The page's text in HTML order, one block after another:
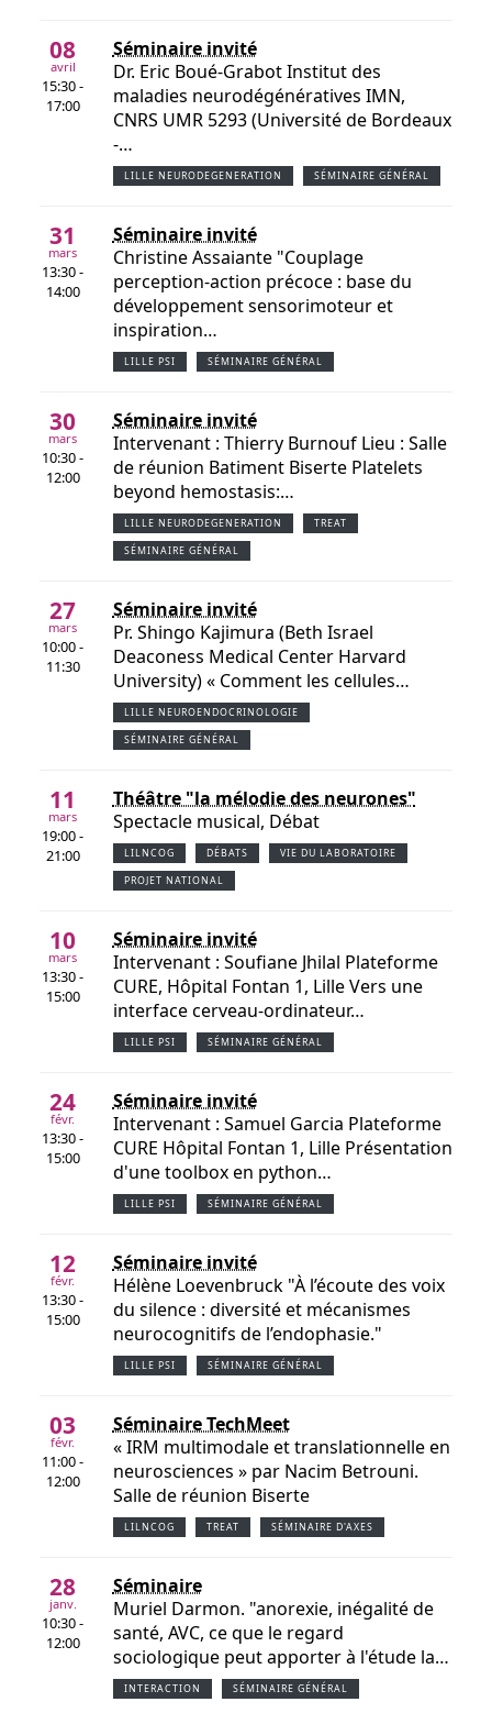
08
avril
15:30 -
17:00
Séminaire invité
Dr. Eric Boué-Grabot Institut des
maladies neurodégénératives IMN,
CNRS UMR 5293 (Université de Bordeaux
-…
LILLE NEURODEGENERATION SÉMINAIRE GÉNÉRAL
31
mars
13:30 -
14:00
Séminaire invité
Christine Assaiante "Couplage
perception-action précoce : base du
développement sensorimoteur et
inspiration…
LILLE PSI SÉMINAIRE GÉNÉRAL
30
mars
10:30 -
12:00
Séminaire invité
Intervenant : Thierry Burnouf Lieu : Salle
de réunion Batiment Biserte Platelets
beyond hemostasis:…
LILLE NEURODEGENERATION TREAT
SÉMINAIRE GÉNÉRAL
27
mars
10:00 -
11:30
Séminaire invité
Pr. Shingo Kajimura (Beth Israel
Deaconess Medical Center Harvard
University) « Comment les cellules…
LILLE NEUROENDOCRINOLOGIE
SÉMINAIRE GÉNÉRAL
11
mars
19:00 -
21:00
Théâtre "la mélodie des neurones"
Spectacle musical, Débat
LILNCOG DÉBATS VIE DU LABORATOIRE
PROJET NATIONAL
10
mars
13:30 -
15:00
Séminaire invité
Intervenant : Soufiane Jhilal Plateforme
CURE, Hôpital Fontan 1, Lille Vers une
interface cerveau-ordinateur…
LILLE PSI SÉMINAIRE GÉNÉRAL
24
févr.
13:30 -
15:00
Séminaire invité
Intervenant : Samuel Garcia Plateforme
CURE Hôpital Fontan 1, Lille Présentation
d'une toolbox en python…
LILLE PSI SÉMINAIRE GÉNÉRAL
12
févr.
13:30 -
15:00
Séminaire invité
Hélène Loevenbruck "À l’écoute des voix
du silence : diversité et mécanismes
neurocognitifs de l’endophasie."
LILLE PSI SÉMINAIRE GÉNÉRAL
03
févr.
11:00 -
12:00
Séminaire TechMeet
« IRM multimodale et translationnelle en
neurosciences » par Nacim Betrouni.
Salle de réunion Biserte
LILNCOG TREAT SÉMINAIRE D'AXES
28
janv.
10:30 -
12:00
Séminaire
Muriel Darmon. "anorexie, inégalité de
santé, AVC, ce que le regard
sociologique peut apporter à l'étude la…
INTERACTION SÉMINAIRE GÉNÉRAL